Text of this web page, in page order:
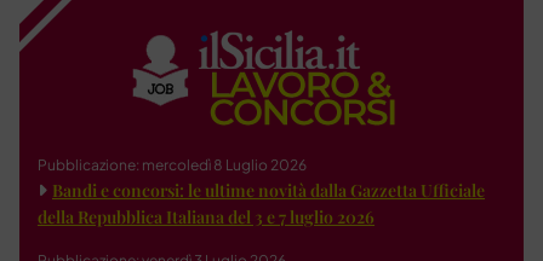
Pubblicazione: mercoledì 8 Luglio 2026
Bandi e concorsi: le ultime novità dalla Gazzetta Ufficiale
della Repubblica Italiana del 3 e 7 luglio 2026